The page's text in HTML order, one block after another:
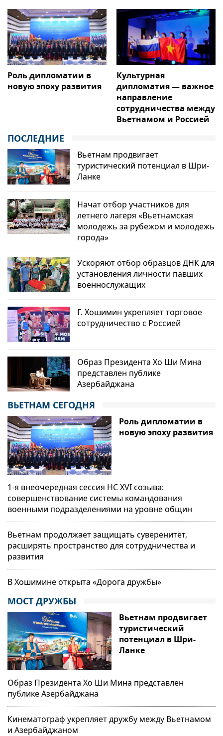
Роль дипломатии в
новую эпоху развития
Культурная
дипломатия — важное
направление
сотрудничества между
Вьетнамом и Россией
ПОСЛЕДНИЕ
Вьетнам продвигает
туристический потенциал в Шри-
Ланке
Начат отбор участников для
летнего лагеря «Вьетнамская
молодежь за рубежом и молодежь
города»
Ускоряют отбор образцов ДНК для
установления личности павших
военнослужащих
Г. Хошимин укрепляет торговое
сотрудничество с Россией
Образ Президента Хо Ши Мина
представлен публике
Азербайджана
ВЬЕТНАМ СЕГОДНЯ
Роль дипломатии в
новую эпоху развития
1-я внеочередная сессия НС XVI созыва:
совершенствование системы командования
военными подразделениями на уровне общин
Вьетнам продолжает защищать суверенитет,
расширять пространство для сотрудничества и
развития
В Хошимине открыта «Дорога дружбы»
МОСТ ДРУЖБЫ
Вьетнам продвигает
туристический
потенциал в Шри-
Ланке
Образ Президента Хо Ши Мина представлен
публике Азербайджана
Кинематограф укрепляет дружбу между Вьетнамом
и Азербайджаном